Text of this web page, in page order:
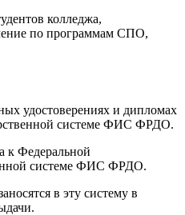
колледжа,
по программам СПО,
удостоверениях и дипломах
системе ФИС ФРДО.
к Федеральной
системе ФИС ФРДО.
в эту систему в